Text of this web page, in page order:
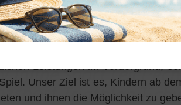
euch herzlich dazu einladen,
Bei der TG Tuttlingen und
Leistungen im Vordergrund,
Unser Ziel ist es, Kindern ab
und ihnen die Möglichkeit zu